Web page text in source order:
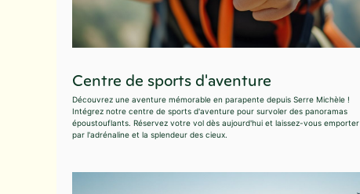
Centre de sports d'aventure
Découvrez une aventure mémorable en parapente depuis Serre Michèle !
Intégrez notre centre de sports d'aventure pour survoler des panoramas
époustouflants. Réservez votre vol dès aujourd'hui et laissez-vous emporter
par l'adrénaline et la splendeur des cieux.